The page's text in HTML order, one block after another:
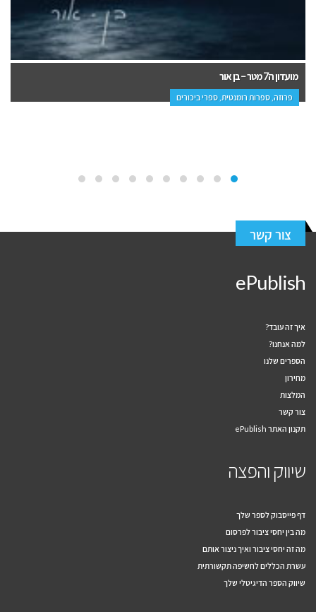
ePublish
איך זה עובד?
הספרים שלנו
מחירון
המלצות
צור קשר
תקנון האתר ePublish
שיווק והפצה
דף פייסבוק לספר שלך
מה זה יחסי ציבור ואיך ניצור אותם
עשרת הכללים לחשיפה תקשורתית
שיווק הספר הדיגיטלי שלך
הספר הדיגיטלי